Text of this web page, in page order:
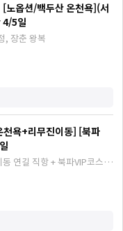
[노옵션/백두산 온천욕](서
4/5일
서파+북파 함께가는 일정, 장춘 왕복
욕+리무진이동] [북파
연길 직항 + 북파VIP코스